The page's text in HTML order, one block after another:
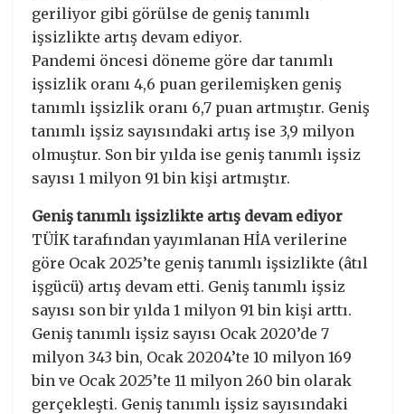
geriliyor gibi görülse de geniş tanımlı
işsizlikte artış devam ediyor.
Pandemi öncesi döneme göre dar tanımlı
işsizlik oranı 4,6 puan gerilemişken geniş
tanımlı işsizlik oranı 6,7 puan artmıştır. Geniş
tanımlı işsiz sayısındaki artış ise 3,9 milyon
olmuştur. Son bir yılda ise geniş tanımlı işsiz
sayısı 1 milyon 91 bin kişi artmıştır.
Geniş tanımlı işsizlikte artış devam ediyor
TÜİK tarafından yayımlanan HİA verilerine
göre Ocak 2025’te geniş tanımlı işsizlikte (âtıl
işgücü) artış devam etti. Geniş tanımlı işsiz
sayısı son bir yılda 1 milyon 91 bin kişi arttı.
Geniş tanımlı işsiz sayısı Ocak 2020’de 7
milyon 343 bin, Ocak 20204’te 10 milyon 169
bin ve Ocak 2025’te 11 milyon 260 bin olarak
gerçekleşti. Geniş tanımlı işsiz sayısındaki